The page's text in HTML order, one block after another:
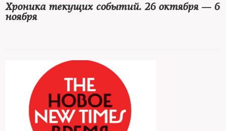
Хроника текущих событий. 26 октября — 6
ноября